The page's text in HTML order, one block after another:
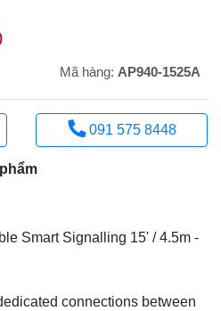
Mã hàng: AP940-1525A
091 575 8448
Smart Signalling 15' / 4.5m -
connections between